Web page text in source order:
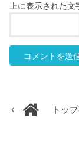
上に表示された文
トッ